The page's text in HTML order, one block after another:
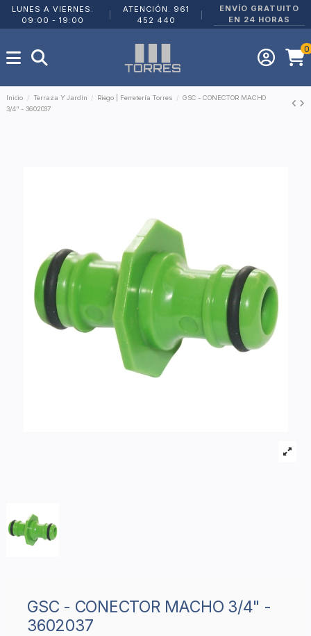
LUNES A VIERNES:
09:00 - 19:00
ATENCIÓN: 961
452 440
ENVÍO GRATUITO
EN 24 HORAS
0
Inicio Terraza Y Jardín Riego | Ferretería Torres
GSC - CONECTOR MACHO
3/4" - 3602037
GSC - CONECTOR MACHO 3/4" -
3602037